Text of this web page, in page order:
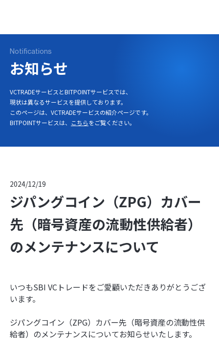
Notifications
お知らせ
VCTRADEサービスとBITPOINTサービスでは、
現状は異なるサービスを提供しております。
このページは、VCTRADEサービスの紹介ページです。
BITPOINTサービスは、
こちらをご覧ください。
2024/12/19
ジパングコイン（ZPG）カバー
先（暗号資産の流動性供給者）
のメンテナンスについて
いつもSBI VCトレードをご愛顧いただきありがとうござ
います。
ジパングコイン（ZPG）カバー先（暗号資産の流動性供
給者）のメンテナンスについてお知らせいたします。